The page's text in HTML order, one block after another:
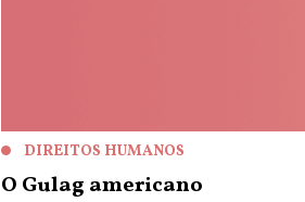
DIREITOS HUMANOS
O Gulag americano